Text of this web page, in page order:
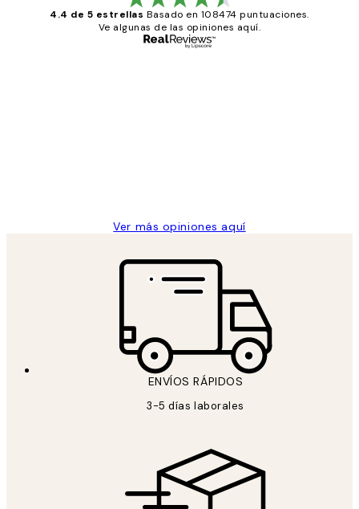
4.4 de 5 estrellas Basado en 108474 puntuaciones.
Ve algunas de las opiniones aquí.
Ver más opiniones aquí
ENVÍOS RÁPIDOS
3-5 días laborales